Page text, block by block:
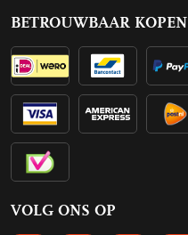
BETROUWBAAR KOPEN
VOLG ONS OP